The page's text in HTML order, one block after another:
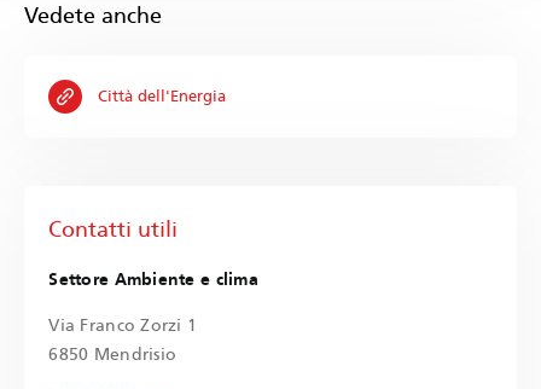
Vedete anche
Città dell'Energia
Contatti utili
Settore Ambiente e clima
Via Franco Zorzi 1
6850 Mendrisio